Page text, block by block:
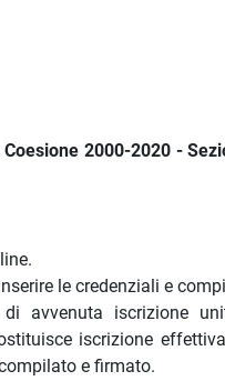
2000-2020 -
le credenziali e
avvenuta iscrizione
iscrizione
e firmato.